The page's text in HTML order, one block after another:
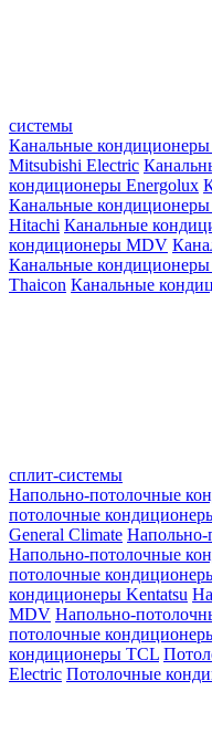
системы
Канальные кондиционеры
Mitsubishi Electric
кондиционеры Energolux
Канальные кондиционеры
Hitachi Канальные
кондиционеры MDV
Канальные кондиционеры
Thaicon Канальные
сплит-системы
Напольно-потолочные
потолочные
General Climate Напольно-
Напольно-потолочные
потолочные
кондиционеры Kentatsu
MDV Напольно-
потолочные
кондиционеры TCL
Electric Потолочные